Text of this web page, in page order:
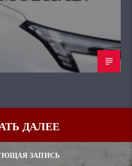
ДАЛЕЕ
ЗАПИСЬ